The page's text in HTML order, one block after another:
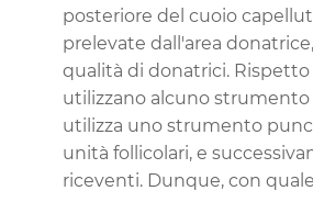
posteriore del cuoio
prelevate dall'area
qualità di donatrici.
utilizzano alcuno strumento
utilizza uno strumento
unità follicolari, e
riceventi. Dunque, con